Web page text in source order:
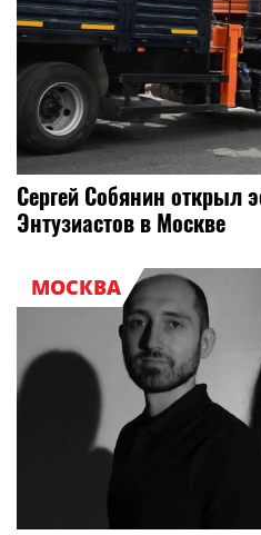
Сергей Собянин открыл
Энтузиастов в Москве
МОСКВА